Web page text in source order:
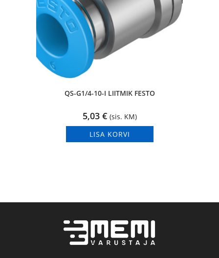
QS-G1/4-10-I LIITMIK FESTO
5,03 € (sis. KM)
LISA KORVI